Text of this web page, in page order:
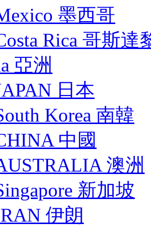
墨西哥
Rica 哥斯達
亞洲
日本
Korea 南韓
中國
澳洲
新加坡
伊朗